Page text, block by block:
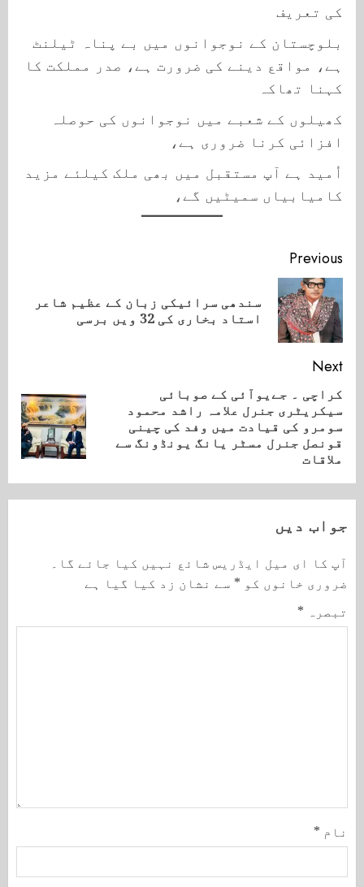
کی تعریف
بلوچستان کے نوجوانوں میں بے پناہ ٹیلنٹ
ہے، مواقع دینے کی ضرورت ہے، صدر مملکت کا
کہنا تھاکہ
کھیلوں کے شعبے میں نوجوانوں کی حوصلہ
افزائی کرنا ضروری ہے،
اُمید ہے آپ مستقبل میں بھی ملک کیلئے مزید
کامیابیاں سمیٹیں گے،
Continue
Reading
Previous
سندھی سرائیکی زبان کے عظیم شاعر
استاد بخاری کی 32 ویں برسی
Next
Next
post:
کراچی ۔ جےیوآئی کے صوبائی
سیکریٹری جنرل علامہ راشد محمود
سومرو کی قیادت میں وفد کی چینی
قونصل جنرل مسٹر یانگ یونڈونگ سے
ملاقات
جواب دیں
آپ کا ای میل ایڈریس شائع نہیں کیا جائے گا۔
ضروری خانوں کو * سے نشان زد کیا گیا ہے
تبصرہ *
نام *